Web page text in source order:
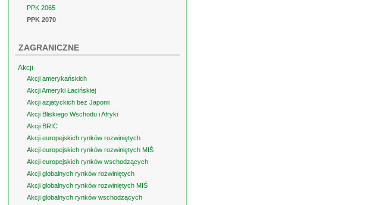
PPK 2065
PPK 2070
ZAGRANICZNE
Akcji
Akcji amerykańskich
Akcji Ameryki Łacińskiej
Akcji azjatyckich bez Japonii
Akcji Bliskiego Wschodu i Afryki
Akcji BRIC
Akcji europejskich rynków rozwiniętych
Akcji europejskich rynków rozwiniętych MIŚ
Akcji europejskich rynków wschodzących
Akcji globalnych rynków rozwiniętych
Akcji globalnych rynków rozwiniętych MIŚ
Akcji globalnych rynków wschodzących